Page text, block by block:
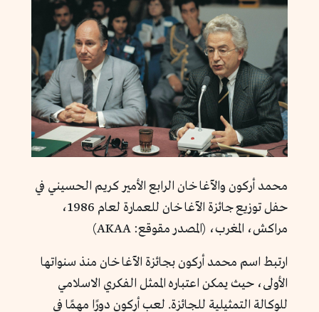
محمد أركون والآغا خان الرابع الأمير كريم الحسيني في
حفل توزيع جائزة الآغا خان للعمارة لعام 1986،
مراكش، المغرب، (المصدر مقوقع: AKAA)
ارتبط اسم محمد أركون بجائزة الآغا خان منذ سنواتها
الأولى، حيث يمكن اعتباره الممثل الفكري الاسلامي
للوكالة التمثيلية للجائزة. لعب أركون دورًا مهمًا في